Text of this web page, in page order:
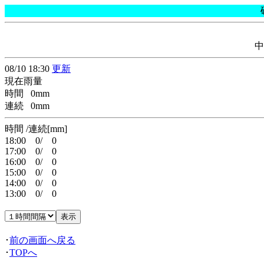
08/10 18:30 更新
現在雨量
時間 0mm
連続 0mm
時間 /連続[mm]
18:00 0/ 0
17:00 0/ 0
16:00 0/ 0
15:00 0/ 0
14:00 0/ 0
13:00 0/ 0
･前の画面へ戻る
･TOPへ